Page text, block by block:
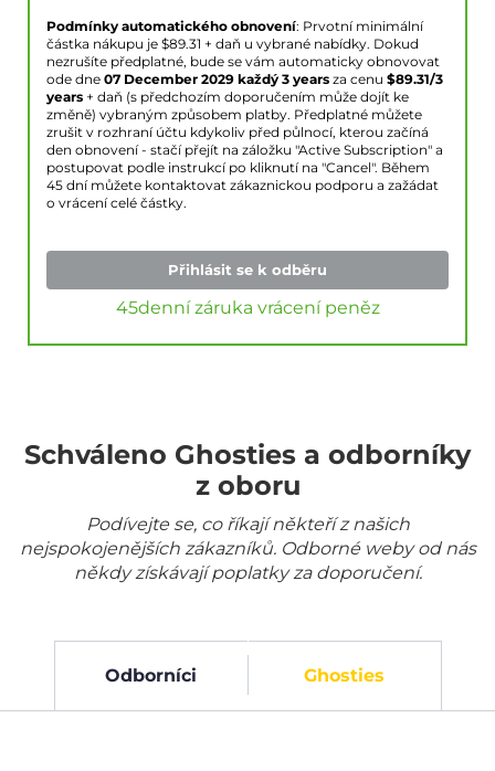
Podmínky automatického obnovení: Prvotní minimální
částka nákupu je $89.31 + daň u vybrané nabídky. Dokud
nezrušíte předplatné, bude se vám automaticky obnovovat
ode dne 07 December 2029 každý 3 years za cenu $89.31/3
years + daň (s předchozím doporučením může dojít ke
změně) vybraným způsobem platby. Předplatné můžete
zrušit v rozhraní účtu kdykoliv před půlnocí, kterou začíná
den obnovení - stačí přejít na záložku "Active Subscription" a
postupovat podle instrukcí po kliknutí na "Cancel". Během
45 dní můžete kontaktovat zákaznickou podporu a zažádat
o vrácení celé částky.
Přihlásit se k odběru
45denní záruka vrácení peněz
Schváleno Ghosties a odborníky
z oboru
Podívejte se, co říkají někteří z našich
nejspokojenějších zákazníků. Odborné weby od nás
někdy získávají poplatky za doporučení.
Odborníci Ghosties